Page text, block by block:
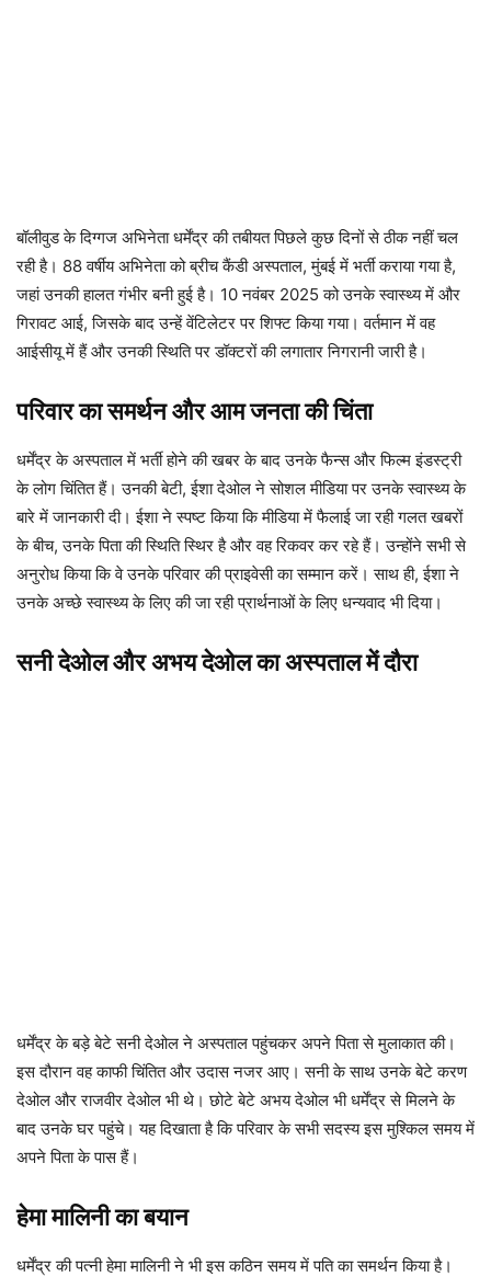
बॉलीवुड के दिग्गज अभिनेता धर्मेंद्र की तबीयत पिछले कुछ दिनों से ठीक नहीं चल
रही है। 88 वर्षीय अभिनेता को ब्रीच कैंडी अस्पताल, मुंबई में भर्ती कराया गया है,
जहां उनकी हालत गंभीर बनी हुई है। 10 नवंबर 2025 को उनके स्वास्थ्य में और
गिरावट आई, जिसके बाद उन्हें वेंटिलेटर पर शिफ्ट किया गया। वर्तमान में वह
आईसीयू में हैं और उनकी स्थिति पर डॉक्टरों की लगातार निगरानी जारी है।
परिवार का समर्थन और आम जनता की चिंता
धर्मेंद्र के अस्पताल में भर्ती होने की खबर के बाद उनके फैन्स और फिल्म इंडस्ट्री
के लोग चिंतित हैं। उनकी बेटी, ईशा देओल ने सोशल मीडिया पर उनके स्वास्थ्य के
बारे में जानकारी दी। ईशा ने स्पष्ट किया कि मीडिया में फैलाई जा रही गलत खबरों
के बीच, उनके पिता की स्थिति स्थिर है और वह रिकवर कर रहे हैं। उन्होंने सभी से
अनुरोध किया कि वे उनके परिवार की प्राइवेसी का सम्मान करें। साथ ही, ईशा ने
उनके अच्छे स्वास्थ्य के लिए की जा रही प्रार्थनाओं के लिए धन्यवाद भी दिया।
सनी देओल और अभय देओल का अस्पताल में दौरा
धर्मेंद्र के बड़े बेटे सनी देओल ने अस्पताल पहुंचकर अपने पिता से मुलाकात की।
इस दौरान वह काफी चिंतित और उदास नजर आए। सनी के साथ उनके बेटे करण
देओल और राजवीर देओल भी थे। छोटे बेटे अभय देओल भी धर्मेंद्र से मिलने के
बाद उनके घर पहुंचे। यह दिखाता है कि परिवार के सभी सदस्य इस मुश्किल समय में
अपने पिता के पास हैं।
हेमा मालिनी का बयान
धर्मेंद्र की पत्नी हेमा मालिनी ने भी इस कठिन समय में पति का समर्थन किया है।